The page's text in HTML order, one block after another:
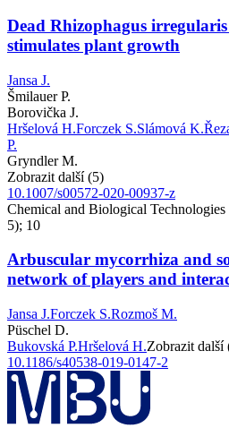
Dead Rhizophagus
stimulates plant growth
Jansa J.
Šmilauer P.
Borovička J.
Hršelová H.Forczek S.Slámová K.
P.
Gryndler M.
Zobrazit další (5)
10.1007/s00572-020-00937-z
Chemical and Biological
5); 10
Arbuscular mycorrhiza and
network of players and
Jansa J.Forczek S.Rozmoš M.
Püschel D.
Bukovská P.Hršelová H.Zobrazit další
10.1186/s40538-019-0147-2